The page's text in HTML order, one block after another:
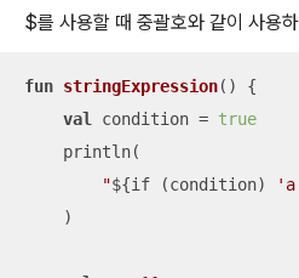
$를 사용할 때 중괄호와 같이 사용
fun stringExpression()
{
val
condition = true
    println(
"${if (condition)
    )